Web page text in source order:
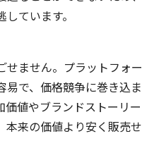
ています。
せません。プラットフォー
易で、価格競争に巻き込ま
値やブランドストーリー
本来の価値より安く販売せ